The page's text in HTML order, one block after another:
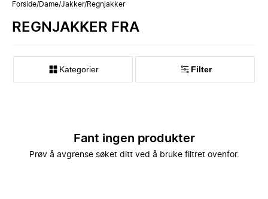
Forside/Dame/Jakker/Regnjakker
REGNJAKKER FRA
Kategorier Filter
Fant ingen produkter
Prøv å avgrense søket ditt ved å bruke filtret ovenfor.